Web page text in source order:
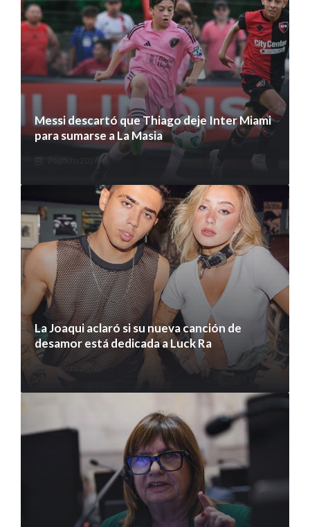
Messi descartó que Thiago deje Inter Miami
para sumarse a La Masia
La Joaqui aclaró si su nueva canción de
desamor está dedicada a Luck Ra
7 agosto 2026